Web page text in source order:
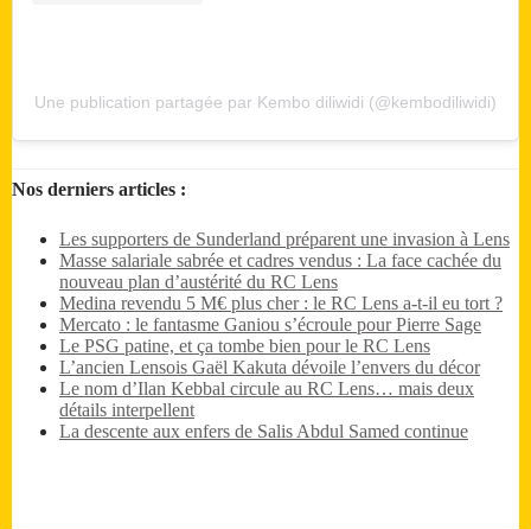
Une publication partagée par Kembo diliwidi (@kembodiliwidi)
Nos derniers articles :
Les supporters de Sunderland préparent une invasion à Lens
Masse salariale sabrée et cadres vendus : La face cachée du
nouveau plan d’austérité du RC Lens
Medina revendu 5 M€ plus cher : le RC Lens a-t-il eu tort ?
Mercato : le fantasme Ganiou s’écroule pour Pierre Sage
Le PSG patine, et ça tombe bien pour le RC Lens
L’ancien Lensois Gaël Kakuta dévoile l’envers du décor
Le nom d’Ilan Kebbal circule au RC Lens… mais deux
détails interpellent
La descente aux enfers de Salis Abdul Samed continue